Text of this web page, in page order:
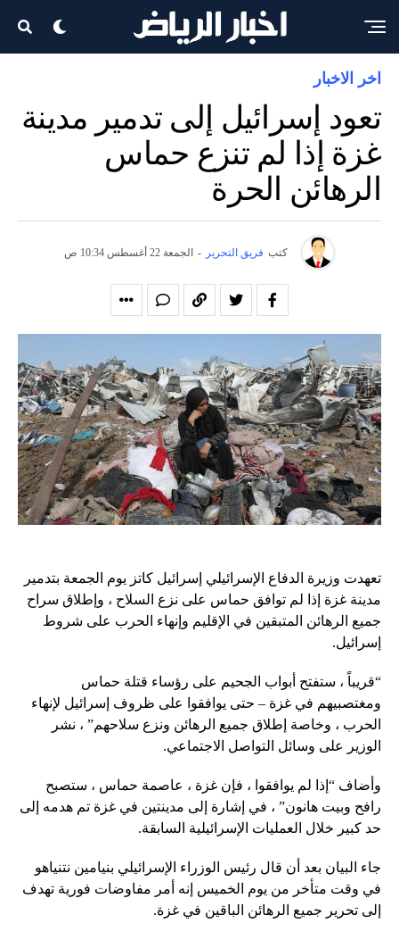
اخر الاخبار
تعود إسرائيل إلى تدمير مدينة
غزة إذا لم تنزع حماس
الرهائن الحرة
كتب فريق التحرير - الجمعة 22 أغسطس 10:34 ص
تعهدت وزيرة الدفاع الإسرائيلي إسرائيل كاتز يوم الجمعة بتدمير
مدينة غزة إذا لم توافق حماس على نزع السلاح ، وإطلاق سراح
جميع الرهائن المتبقين في الإقليم وإنهاء الحرب على شروط
إسرائيل.
“قريباً ، ستفتح أبواب الجحيم على رؤساء قتلة حماس
ومغتصبيهم في غزة – حتى يوافقوا على ظروف إسرائيل لإنهاء
الحرب ، وخاصة إطلاق جميع الرهائن ونزع سلاحهم” ، نشر
الوزير على وسائل التواصل الاجتماعي.
وأضاف “إذا لم يوافقوا ، فإن غزة ، عاصمة حماس ، ستصبح
رافح وبيت هانون” ، في إشارة إلى مدينتين في غزة تم هدمه إلى
حد كبير خلال العمليات الإسرائيلية السابقة.
جاء البيان بعد أن قال رئيس الوزراء الإسرائيلي بنيامين نتنياهو
في وقت متأخر من يوم الخميس إنه أمر مفاوضات فورية تهدف
إلى تحرير جميع الرهائن الباقين في غزة.